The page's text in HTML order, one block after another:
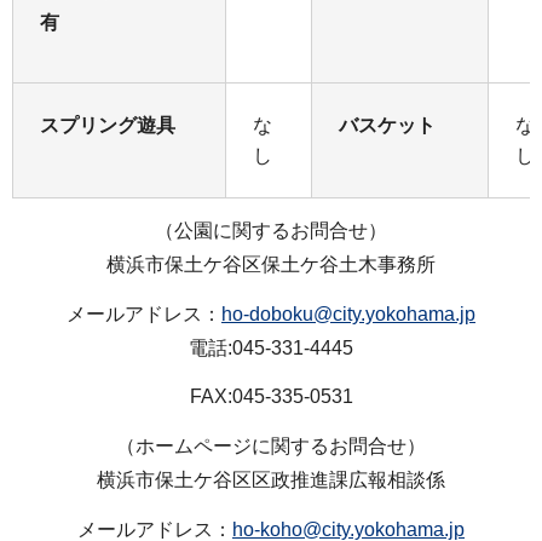
有
スプリング遊具
な
し
バスケット
な
し
（公園に関するお問合せ）
横浜市保土ケ谷区保土ケ谷土木事務所
メールアドレス： ho-doboku@city.yokohama.jp
電話:045-331-4445
FAX:045-335-0531
（ホームページに関するお問合せ）
横浜市保土ケ谷区区政推進課広報相談係
メールアドレス： ho-koho@city.yokohama.jp